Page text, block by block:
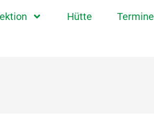
Hütte Termine